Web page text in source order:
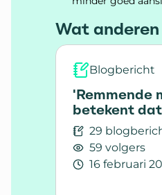
Wat
Blogbericht
'Remmende
betekent
29
59 volgers
16 februari